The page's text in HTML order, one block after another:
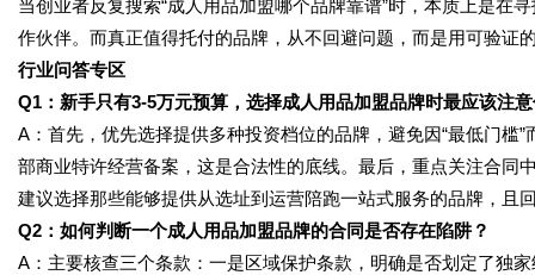
当创业者反复搜索“成人用品加盟哪个品牌靠谱”时，本质上是在
作伙伴。而真正值得托付的品牌，从不回避问题，而是用可验证
行业问答专区
Q1：新手只有3-5万元预算，选择成人用品加盟品牌时最应该注
A：首先，优先选择提供多种投资档位的品牌，避免因“最低门槛
部商业特许经营备案，这是合法性的底线。最后，重点关注合同
建议选择那些能够提供从选址到运营陪跑一站式服务的品牌，且
Q2：如何判断一个成人用品加盟品牌的合同是否存在陷阱？
A：主要核查三个条款：一是区域保护条款，明确是否划定了独